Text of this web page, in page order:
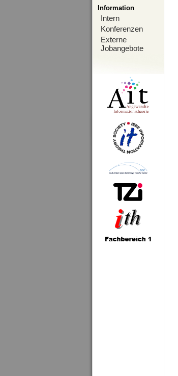
Information
Intern
Konferenzen
Externe
Jobangebote